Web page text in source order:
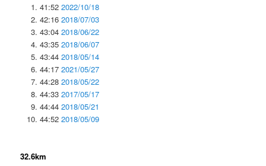
41:52 2022/10/18
42:16 2018/07/03
43:04 2018/06/22
43:35 2018/06/07
43:44 2018/05/14
44:17 2021/05/27
44:28 2018/05/22
44:33 2017/05/17
44:44 2018/05/21
44:52 2018/05/09
32.6km